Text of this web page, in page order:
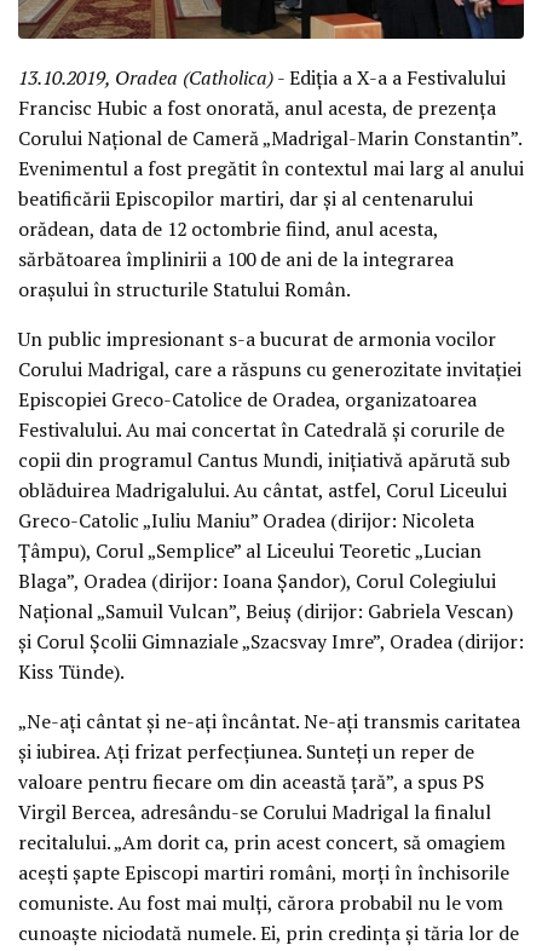
13.10.2019, Oradea (Catholica)- Ediția a X-a a Festivalului
Francisc Hubic a fost onorată, anul acesta, de prezența
Corului Național de Cameră „Madrigal-Marin Constantin”.
Evenimentul a fost pregătit în contextul mai larg al anului
beatificării Episcopilor martiri, dar și al centenarului
orădean, data de 12 octombrie fiind, anul acesta,
sărbătoarea împlinirii a 100 de ani de la integrarea
orașului în structurile Statului Român.
Un public impresionant s-a bucurat de armonia vocilor
Corului Madrigal, care a răspuns cu generozitate invitației
Episcopiei Greco-Catolice de Oradea, organizatoarea
Festivalului. Au mai concertat în Catedrală și corurile de
copii din programul Cantus Mundi, inițiativă apărută sub
oblăduirea Madrigalului. Au cântat, astfel, Corul Liceului
Greco-Catolic „Iuliu Maniu” Oradea (dirijor: Nicoleta
Țâmpu), Corul „Semplice” al Liceului Teoretic „Lucian
Blaga”, Oradea (dirijor: Ioana Șandor), Corul Colegiului
Național „Samuil Vulcan”, Beiuș (dirijor: Gabriela Vescan)
și Corul Școlii Gimnaziale „Szacsvay Imre”, Oradea (dirijor:
Kiss Tünde).
„Ne-ați cântat și ne-ați încântat. Ne-ați transmis caritatea
și iubirea. Ați frizat perfecțiunea. Sunteți un reper de
valoare pentru fiecare om din această țară”, a spus PS
Virgil Bercea, adresându-se Corului Madrigal la finalul
recitalului. „Am dorit ca, prin acest concert, să omagiem
acești șapte Episcopi martiri români, morți în închisorile
comuniste. Au fost mai mulți, cărora probabil nu le vom
cunoaște niciodată numele. Ei, prin credința și tăria lor de